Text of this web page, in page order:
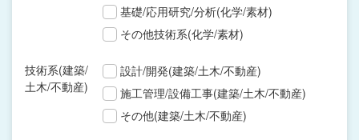
基礎/応用研究/分析(化学/素材)
その他技術系(化学/素材)
技術系(建築/
土木/不動産)
設計/開発(建築/土木/不動産)
施工管理/設備工事(建築/土木/不動産)
その他(建築/土木/不動産)